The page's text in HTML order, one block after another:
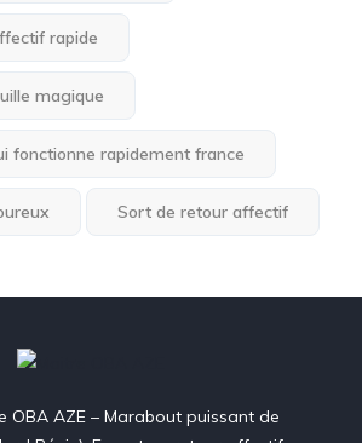
rapide
magique
fonctionne rapidement france
Sort de retour affectif
OBA AZE – Marabout puissant de